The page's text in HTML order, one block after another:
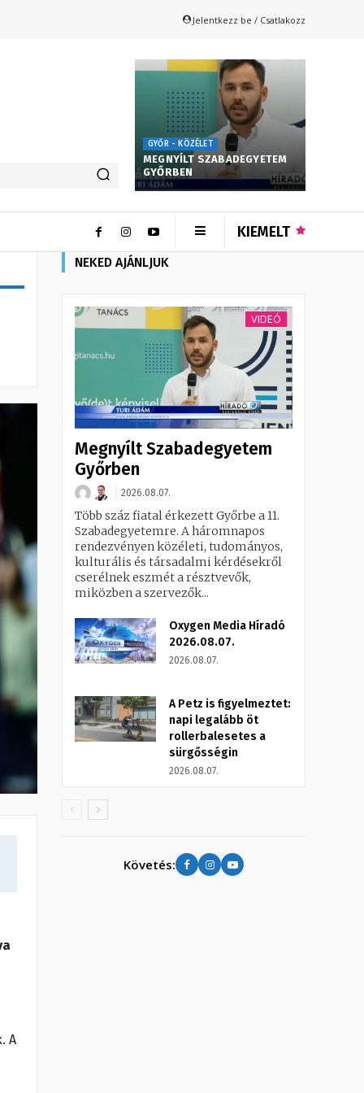
Jelentkezz be / Csatlakozz
GYŐR - KÖZÉLET
MEGNYÍLT SZABADEGYETEM
GYŐRBEN
KIEMELT
A
NEKED AJÁNLJUK
VIDEÓ
Megnyílt Szabadegyetem
Győrben
2026.08.07.
Több száz fiatal érkezett Győrbe a 11.
Szabadegyetemre. A háromnapos
rendezvényen közéleti, tudományos,
kulturális és társadalmi kérdésekről
cserélnek eszmét a résztvevők,
miközben a szervezők...
Oxygen Media Híradó
2026.08.07.
2026.08.07.
A Petz is figyelmeztet:
napi legalább öt
rollerbalesetes a
sürgősségin
2026.08.07.
Követés: